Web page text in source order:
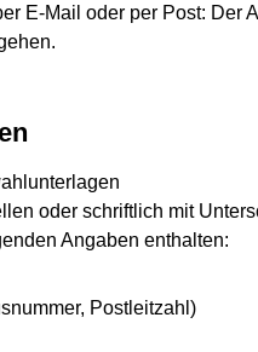
E-Mail oder per Post:
oder schriftlich mit
Angaben enthalten:
Postleitzahl)